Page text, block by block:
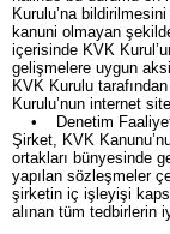
Kurulu’na
kanuni olmayan
içerisinde KVK
gelişmelere uygun
KVK Kurulu
Kurulu’nun internet
• Denetim
Şirket, KVK
ortakları bünyesinde
yapılan sözleşmeler
şirketin iç işleyişi
alınan tüm tedbirlerin